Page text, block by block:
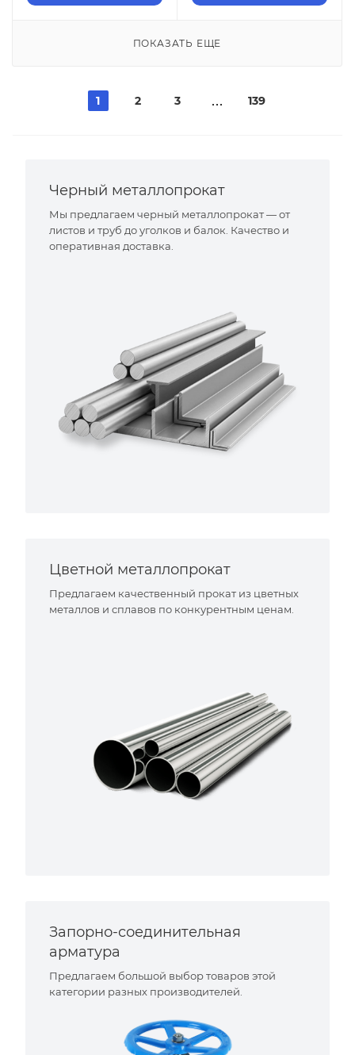
ПОКАЗАТЬ ЕЩЕ
1 2 3 139
Черный металлопрокат
Мы предлагаем черный металлопрокат — от
листов и труб до уголков и балок. Качество и
оперативная доставка.
Цветной металлопрокат
Предлагаем качественный прокат из цветных
металлов и сплавов по конкурентным ценам.
Запорно-соединительная
арматура
Предлагаем большой выбор товаров этой
категории разных производителей.